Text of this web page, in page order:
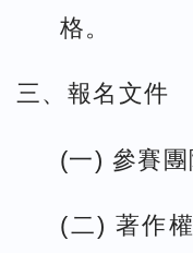
格。
三、報名文件
(一) 參賽
(二) 著作